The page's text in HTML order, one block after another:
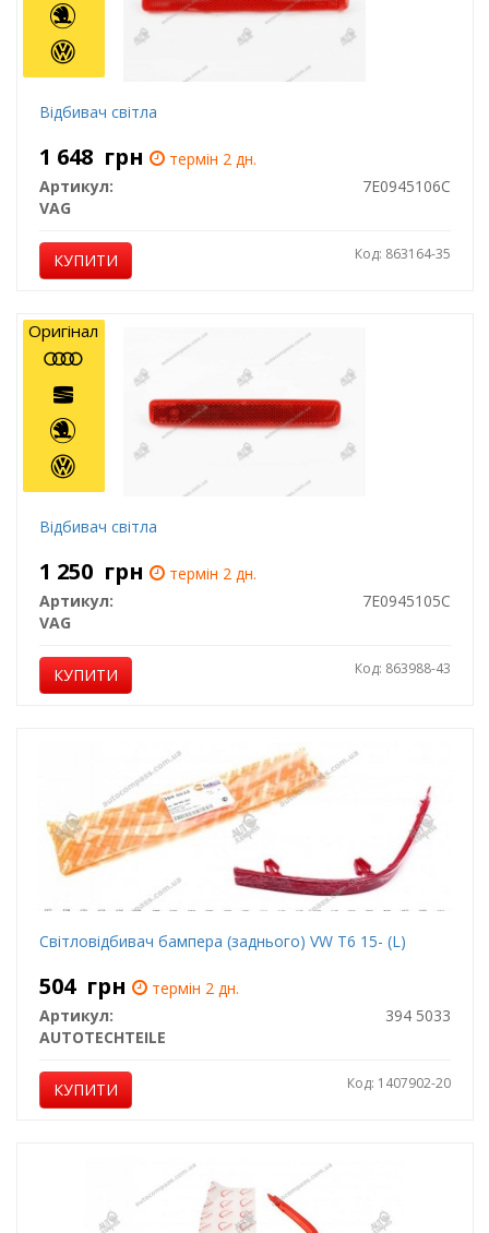
Відбивач світла
1 648 грн
термін 2 дн.
Артикул:
7E0945106C
VAG
КУПИТИ Код: 863164-35
Відбивач світла
1 250 грн
термін 2 дн.
Артикул:
7E0945105C
VAG
КУПИТИ Код: 863988-43
Оригінал
Світловідбивач бампера (заднього) VW T6 15- (L)
504 грн
термін 2 дн.
Артикул:
394 5033
AUTOTECHTEILE
КУПИТИ Код: 1407902-20